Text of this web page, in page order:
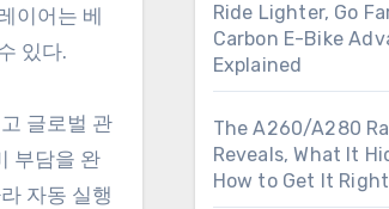
이어는 베
있다.
글로벌 관
부담을 완
자동 실행
Ride Lighter, Go
Carbon E-Bike
Explained
The A260/A280
Reveals, What It
How to Get It Right